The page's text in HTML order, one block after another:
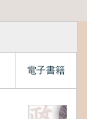
電子書籍